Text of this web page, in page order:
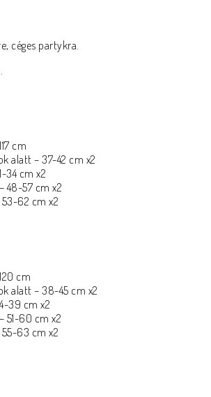
céges partykra.
cm
alatt – 37-42 cm x2
34 cm x2
48-57 cm x2
53-62 cm x2
cm
alatt – 38-45 cm x2
39 cm x2
51-60 cm x2
55-63 cm x2